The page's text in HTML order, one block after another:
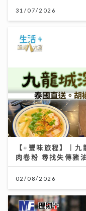
31/07/2026
【#豐味旅程】｜
肉卷粉 尋找失傳豬
02/08/2026